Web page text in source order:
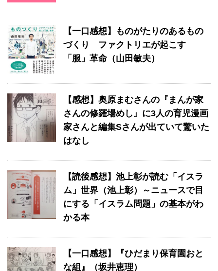
【一口感想】ものがたりのあるもの
づくり ファクトリエが起こす
「服」革命（山田敏夫）
【感想】奥原まむさんの『まんが家
さんの修羅場めし』に3人の育児漫画
家さんと編集Sさんが出ていて驚いた
はなし
【読後感想】池上彰が読む「イスラ
ム」世界（池上彰）～ニュースで目
にする「イスラム問題」の基本がわ
かる本
【一口感想】『ひだまり保育園おと
な組』（坂井恵理）